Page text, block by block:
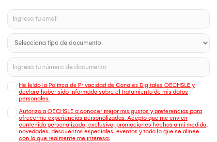
He leído la Política de Privacidad de Canales Digitales OECHSLE y
declaro haber sido informado sobre el tratamiento de mis datos
personales.
Autorizo a OECHSLE a conocer mejor mis gustos y preferencias para
ofrecerme experiencias personalizadas. Acepto que me envien
contenido personalizado, exclusivo, promociones hechas a mi medida,
novedades, descuentos especiales, eventos y todo lo que se alinee
con lo que realmente me interesa.